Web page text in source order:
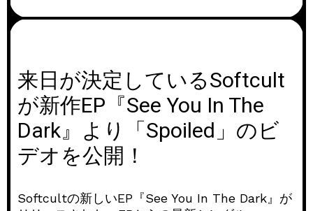
来日が決定しているSoftcult
が新作EP『See You In The
Dark』より「Spoiled」のビ
デオを公開！
Softcultの新しいEP『See You In The Dark』が